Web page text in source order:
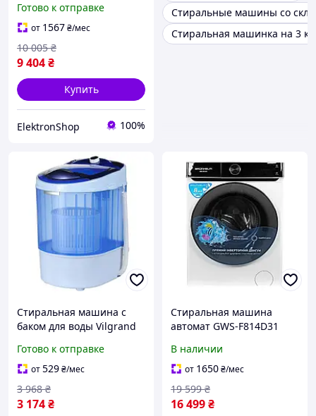
на 7 кг Стиралка 310Вт
Прочная машинка для
дома
Готово к отправке
от 1567₴/мес
9 404₴
10 005 ₴
Купить
ElektronShop 100%
Стиральные машины со
Стиральная машинка на 3 кг
Стиральная машина с
баком для воды Vilgrand
машинка автомат
портативная PN-66
Готово к отправке
от529₴/мес
3 174₴
3 968 ₴
Стиральная машина
автомат GWS-F814D31
В наличии
от 1650₴/мес
16 499₴
19 599 ₴